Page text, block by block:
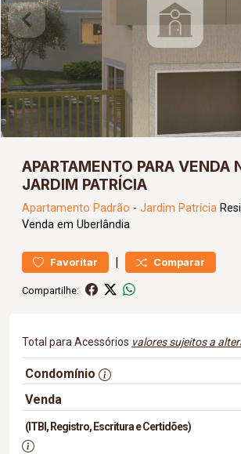
APARTAMENTO PARA VENDA
JARDIM PATRÍCIA
Apartamento Padrão - Jardim Patrícia
Venda em Uberlândia
Favoritar | Comparar
Compartilhe:
Total para Acessórios valores sujeitos a
Condomínio
Venda
(ITBI, Registro, Escritura e Certidões)